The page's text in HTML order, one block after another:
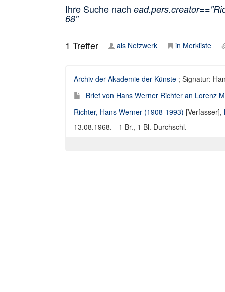
Ihre Suche nach
68"
1 Treffer als Netzwerk in Merkliste
Archiv der Akademie der Künste ; Signatur:
Brief von Hans Werner Richter an Lorenz
Richter, Hans Werner (1908-1993) [Verfasser],
13.08.1968. - 1 Br., 1 Bl. Durchschl.